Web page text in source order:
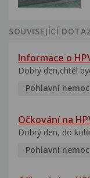
SOUVISEJÍCÍ
Informace o
Dobrý den,chtěl
Pohlavní
Očkování na
Dobrý den, do
Pohlavní